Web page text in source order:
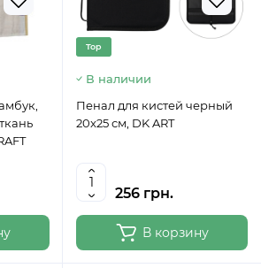
Top
В наличии
Пенал для кистей черный
20x25 см, DK ART
256 грн.
В корзину